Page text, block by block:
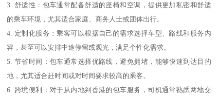
3. 舒适性：包车通常配备舒适的座椅和空调，提供更加私密和舒适
的乘车环境，尤其适合家庭、商务人士或团体出行。
4. 定制化服务：乘客可以根据自己的需求选择车型、路线和服务内
容，甚至可以安排中途停留或观光，满足个性化需求。
5. 节省时间：包车通常选择优路线，避免拥堵，能够快速到达目的
地，尤其适合赶时间或对时间要求较高的乘客。
6. 跨境便利：对于从内地到香港的包车服务，司机通常熟悉两地交